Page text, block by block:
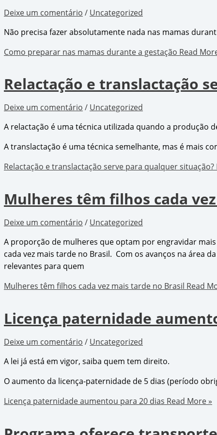
Deixe um comentário / Uncategorized
Não precisa fazer absolutamente nada nas mamas
Como preparar nas mamas durante a gestação Read
Relactação e translactação
Deixe um comentário / Uncategorized
A relactação é uma técnica utilizada quando a
A translactação é uma técnica semelhante, mas é mais
Relactação e translactação serve para qualquer situação?
Mulheres têm filhos cada
Deixe um comentário / Uncategorized
A proporção de mulheres que optam por engravidar
cada vez mais tarde no Brasil. Com os avanços na área
relevantes para quem
Mulheres têm filhos cada vez mais tarde no Brasil Read
Licença paternidade
Deixe um comentário / Uncategorized
A lei já está em vigor, saiba quem tem direito.
O aumento da licença-paternidade de 5 dias (período
Licença paternidade aumentou para 20 dias Read More »